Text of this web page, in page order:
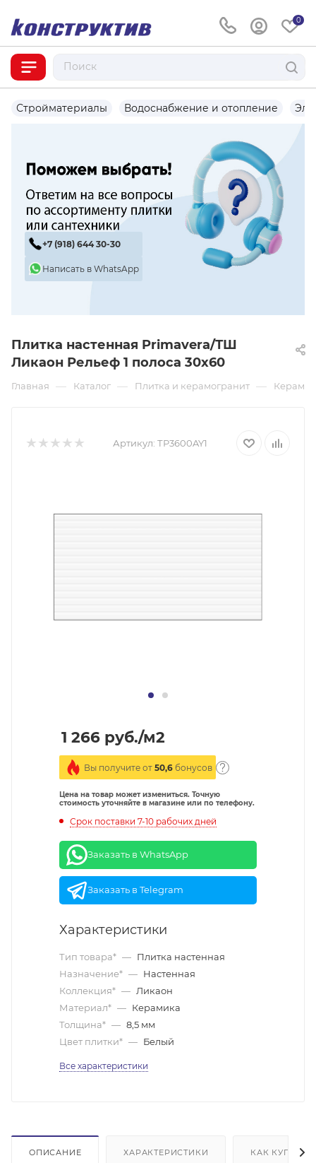
0
Стройматериалы Водоснабжение и отопление
+7 (918) 644 30-30
Написать в WhatsApp
Плитка настенная Primavera/ТШ
Ликаон Рельеф 1 полоса 30х60
Главная — Каталог — Плитка и керамогранит —
Артикул: ТР3600AY1
1 266 руб./м2
Вы получите от 50,6 бонусов
Цена на товар может измениться. Точную
стоимость уточняйте в магазине или по телефону.
Срок поставки 7-10 рабочих дней
Заказать в WhatsApp
Заказать в Telegram
Характеристики
Тип товара* — Плитка настенная
Назначение* — Настенная
Коллекция* — Ликаон
Материал* — Керамика
Толщина* — 8,5 мм
Цвет плитки* — Белый
Все характеристики
ОПИСАНИЕ ХАРАКТЕРИСТИКИ КАК КУПИТЬ